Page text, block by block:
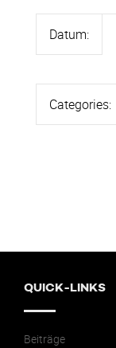
Datum:
Categories:
QUICK-LINKS
Beiträge